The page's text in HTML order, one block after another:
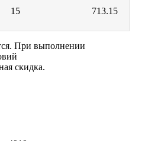
15 713.15
При выполнении
скидка.